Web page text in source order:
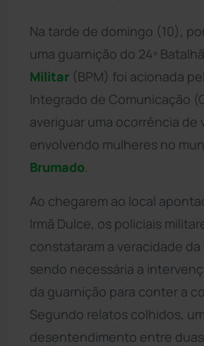
Na tarde de domingo (10),
uma guarnição do 24º
Militar (BPM) foi acionada
Integrado de Comunicação
averiguar uma ocorrência de
envolvendo mulheres no
Brumado
Ao chegarem ao local
Irmã Dulce, os policiais
constataram a veracidade
sendo necessária a
da guarnição para conter a
Segundo relatos colhidos, um
desentendimento entre